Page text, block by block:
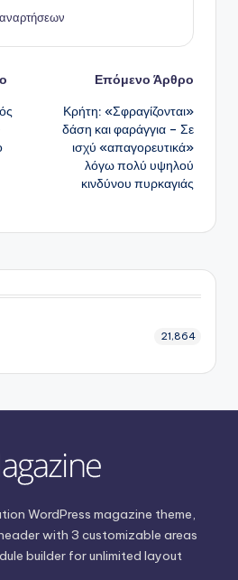
Επόμενο Άρθρο
Κρήτη: «Σφραγίζονται»
δάση και φαράγγια – Σε
ισχύ «απαγορευτικά»
λόγω πολύ υψηλού
κινδύνου πυρκαγιάς
21,864
WordPress magazine theme,
with 3 customizable areas
builder for unlimited layout